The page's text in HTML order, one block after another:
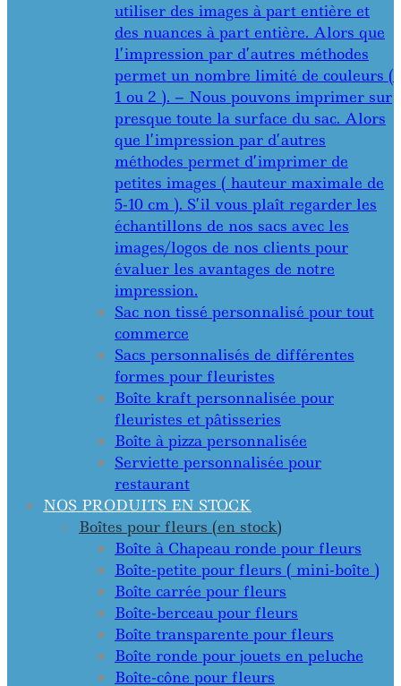
utiliser des images à part entière et
des nuances à part entière. Alors que
l’impression par d’autres méthodes
permet un nombre limité de couleurs (
1 ou 2 ). – Nous pouvons imprimer sur
presque toute la surface du sac. Alors
que l’impression par d’autres
méthodes permet d’imprimer de
petites images ( hauteur maximale de
5-10 cm ). S’il vous plaît regarder les
échantillons de nos sacs avec les
images/logos de nos clients pour
évaluer les avantages de notre
impression.
Sac non tissé personnalisé pour tout
commerce
Sacs personnalisés de différentes
formes pour fleuristes
Boîte kraft personnalisée pour
fleuristes et pâtisseries
Boîte à pizza personnalisée
Serviette personnalisée pour
restaurant
NOS PRODUITS EN STOCK
Boîtes pour fleurs (en stock)
Boîte à Chapeau ronde pour fleurs
Boîte-petite pour fleurs ( mini-boîte )
Boîte carrée pour fleurs
Boîte-berceau pour fleurs
Boîte transparente pour fleurs
Boîte ronde pour jouets en peluche
Boîte-cône pour fleurs